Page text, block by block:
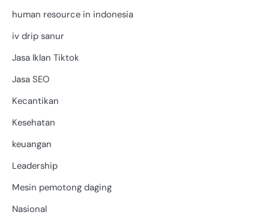
human resource in indonesia
iv drip sanur
Jasa Iklan Tiktok
Jasa SEO
Kecantikan
Kesehatan
keuangan
Leadership
Mesin pemotong daging
Nasional